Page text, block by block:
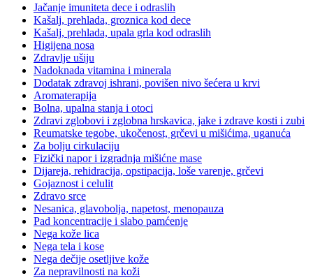
Jačanje imuniteta dece i odraslih
Kašalj, prehlada, groznica kod dece
Kašalj, prehlada, upala grla kod odraslih
Higijena nosa
Zdravlje ušiju
Nadoknada vitamina i minerala
Dodatak zdravoj ishrani, povišen nivo šećera u krvi
Aromaterapija
Bolna, upalna stanja i otoci
Zdravi zglobovi i zglobna hrskavica, jake i zdrave kosti i zubi
Reumatske tegobe, ukočenost, grčevi u mišićima, uganuća
Za bolju cirkulaciju
Fizički napor i izgradnja mišićne mase
Dijareja, rehidracija, opstipacija, loše varenje, grčevi
Gojaznost i celulit
Zdravo srce
Nesanica, glavobolja, napetost, menopauza
Pad koncentracije i slabo pamćenje
Nega kože lica
Nega tela i kose
Nega dečije osetljive kože
Za nepravilnosti na koži